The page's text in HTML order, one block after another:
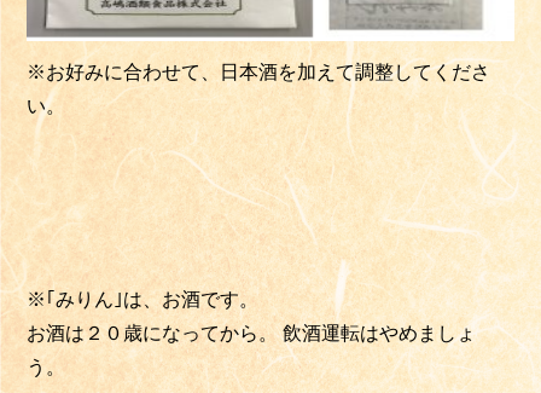
※お好みに合わせて、日本酒を加えて調整してくださ
い。
※｢みりん｣は、お酒です。
お酒は２０歳になってから。 飲酒運転はやめましょ
う。